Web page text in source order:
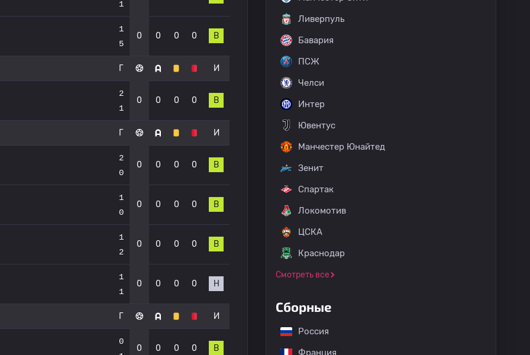
1
1
5
0 0 0 0 В
Г И
2
1
0 0 0 0 В
Г И
2
0
0 0 0 0 В
1
0
0 0 0 0 В
1
2
0 0 0 0 В
1
1
0 0 0 0 Н
Г И
0
0 0 0 0 В
Ливерпуль
Бавария
ПСЖ
Челси
Интер
Ювентус
Манчестер Юнайтед
Зенит
Спартак
Локомотив
ЦСКА
Краснодар
Смотреть все
Сборные
Россия
Франция